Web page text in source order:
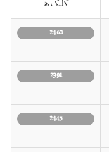
کلیک ها
2468
2391
2445